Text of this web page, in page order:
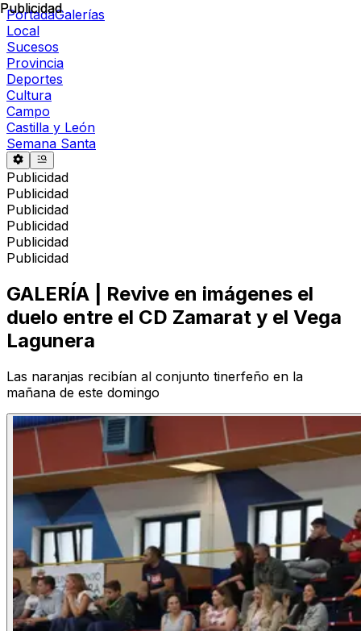
PortadaGalerías
Local
Sucesos
Provincia
Deportes
Cultura
Campo
Castilla y León
Semana Santa
Publicidad
Publicidad
Publicidad
Publicidad
Publicidad
Publicidad
Publicidad
GALERÍA | Revive en imágenes el
duelo entre el CD Zamarat y el Vega
Lagunera
Las naranjas recibían al conjunto tinerfeño en la
mañana de este domingo
Publicidad